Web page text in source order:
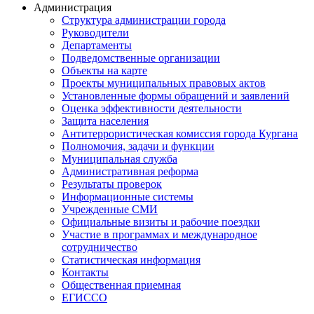
Администрация
Структура администрации города
Руководители
Департаменты
Подведомственные организации
Объекты на карте
Проекты муниципальных правовых актов
Установленные формы обращений и заявлений
Оценка эффективности деятельности
Защита населения
Антитеррористическая комиссия города Кургана
Полномочия, задачи и функции
Муниципальная служба
Административная реформа
Результаты проверок
Информационные системы
Учрежденные СМИ
Официальные визиты и рабочие поездки
Участие в программах и международное
сотрудничество
Статистическая информация
Контакты
Общественная приемная
ЕГИССО